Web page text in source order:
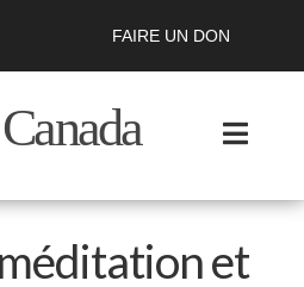
FAIRE UN DON
et